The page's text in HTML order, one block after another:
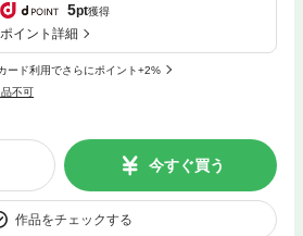
5pt獲得
ポイント詳細
ード利用でさらにポイント+2%
不可
今すぐ買う
作品をチェックする